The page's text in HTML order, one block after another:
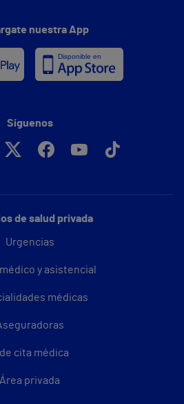
de salud privada
Urgencias
y asistencial
médicas
cita médica
Área privada
nuestra App
Síguenos